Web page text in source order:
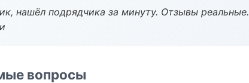
нашёл подрядчика за минуту. Отзывы реальные.
вопросы